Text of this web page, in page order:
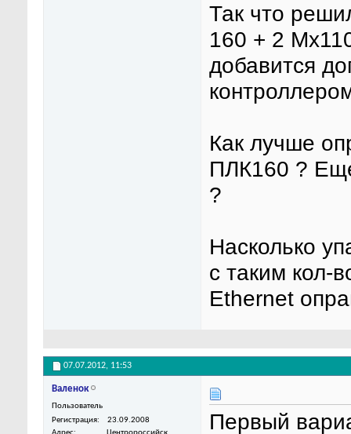
Так что
160 + 2
добавится
Как лучше
ПЛК160 ?
?
Насколько
с таким кол-
Ethernet
07.07.2012, 11:53
Валенок
Пользователь
Регистрация
23.09.2008
Первый